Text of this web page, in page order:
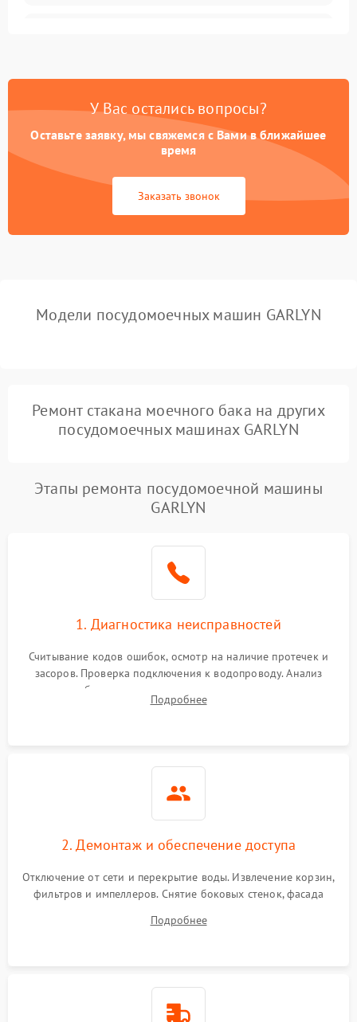
Проблемы с набором
Не работает сушилка 2100 ₽ Подробнее →
Сбои в работе таймера 1700 ₽
У Вас остались вопросы?
Оставьте заявку, мы свяжемся с Вами в ближайшее
время
Заказать звонок
Модели посудомоечных машин GARLYN
Ремонт стакана моечного бака на других
посудомоечных машинах GARLYN
Этапы ремонта посудомоечной машины
GARLYN
1. Диагностика неисправностей
Считывание кодов ошибок, осмотр на наличие протечек и
засоров. Проверка подключения к водопроводу. Анализ
жалоб на отсутствие слива, нагрева, вращения
разбрызгивателей или срабатывание системы защиты
Подробнее
2. Демонтаж и обеспечение доступа
Отключение от сети и перекрытие воды. Извлечение корзин,
фильтров и импеллеров. Снятие боковых стенок, фасада
циркуляционному насосу, ТЭНу и сливной помпе.
Подробнее